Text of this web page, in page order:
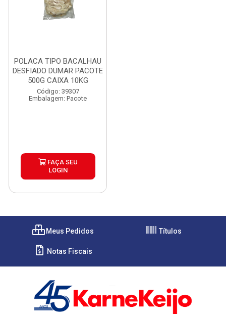
POLACA TIPO BACALHAU
DESFIADO DUMAR PACOTE
500G CAIXA 10KG
Código: 39307
Embalagem: Pacote
FAÇA SEU
LOGIN
Meus Pedidos Títulos
Notas Fiscais